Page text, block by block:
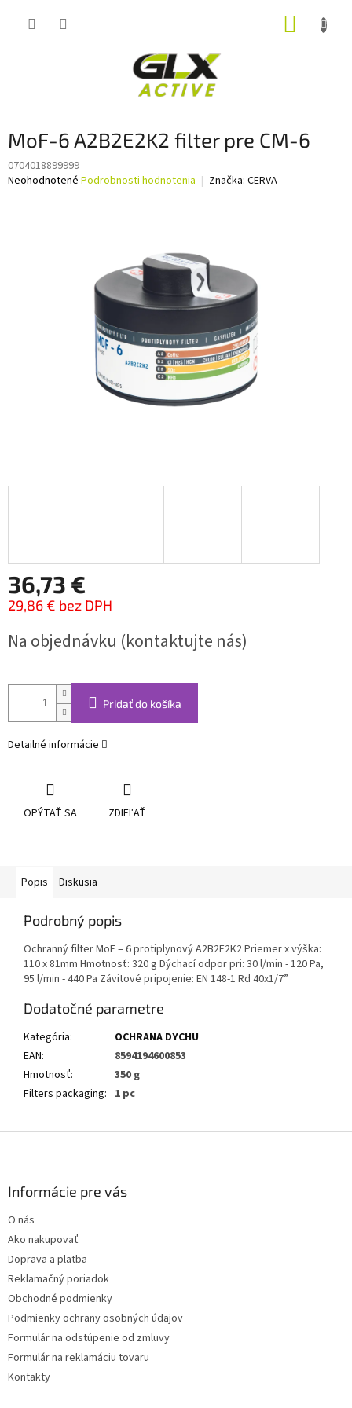
MoF-6 A2B2E2K2 filter pre CM-6
0704018899999
Priemerné
Neohodnotené Podrobnosti hodnotenia Značka: CERVA
36,73 €
29,86 € bez DPH
cena:
Na objednávku (kontaktujte nás)
Pridať do košíka
Detailné informácie
OPÝTAŤ SA ZDIEĽAŤ
Popis Diskusia
Podrobný popis
Ochranný filter MoF – 6 protiplynový A2B2E2K2 Priemer x výška:
110 x 81mm Hmotnosť: 320 g Dýchací odpor pri: 30 l/min - 120 Pa,
95 l/min - 440 Pa Závitové pripojenie: EN 148-1 Rd 40x1/7”
Dodatočné parametre
Kategória:
OCHRANA DYCHU
EAN:
8594194600853
Hmotnosť:
350 g
Filters packaging: 1 pc
Informácie pre vás
O nás
Ako nakupovať
Doprava a platba
Reklamačný poriadok
Obchodné podmienky
Podmienky ochrany osobných údajov
Formulár na odstúpenie od zmluvy
Formulár na reklamáciu tovaru
Kontakty